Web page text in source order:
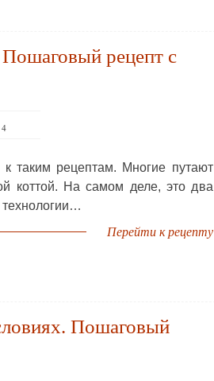
рецепт с
4
к таким рецептам. Многие путают
коттой. На самом деле, это два
Перейти к рецепту
Пошаговый